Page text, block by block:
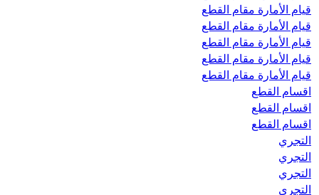
قيام الأمارة مقام القطع
قيام الأمارة مقام القطع
قيام الأمارة مقام القطع
قيام الأمارة مقام القطع
قيام الأمارة مقام القطع
اقسام القطع
اقسام القطع
اقسام القطع
التجري
التجري
التجري
التجري